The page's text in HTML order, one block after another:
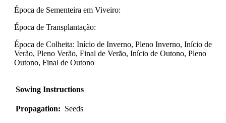
Época de Sementeira em Viveiro:
Época de Transplantação:
Época de Colheita: Início de Inverno, Pleno Inverno, Início de
Verão, Pleno Verão, Final de Verão, Início de Outono, Pleno
Outono, Final de Outono
Sowing Instructions
Propagation: Seeds